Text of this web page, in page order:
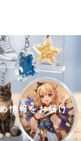
情報をお届け